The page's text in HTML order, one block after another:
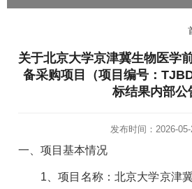
关于北京大学京津冀生物医学
备采购项目（项目编号：
标结果内部公
发布时间：2026-
一、项目基本情况
1、项目名称：北京大学京津